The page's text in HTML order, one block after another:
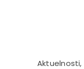
Aktuelnosti,